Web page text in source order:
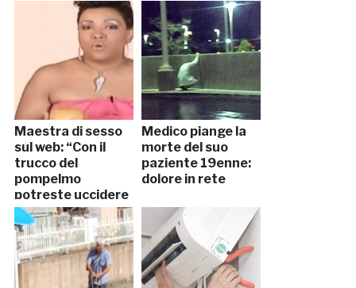
Maestra di sesso
sul web: “Con il
trucco del
pompelmo
potreste uccidere
il partner” (VIDEO)
Medico piange la
morte del suo
paziente 19enne:
dolore in rete